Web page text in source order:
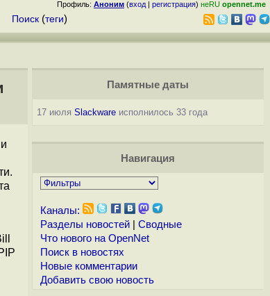
Профиль: Аноним (вход | регистрация) неRU opennet.me
Поиск (теги)
Памятные даты
17 июля Slackwareисполнилось 33 года
Навигация
Каналы:
Разделы новостей| Сводные
Что нового на OpenNet
Поиск в новостях
Новые комментарии
Добавить свою новость